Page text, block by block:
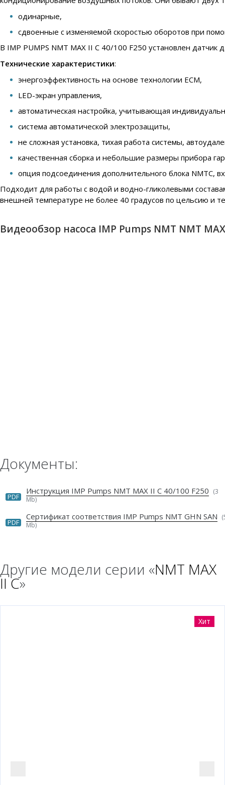
одинарные,
сдвоенные с изменяемой скоростью оборотов при
В IMP PUMPS NMT MAX II C 40/100 F250 установлен
Технические характеристики:
энергоэффективность на основе технологии ECM,
LED-экран управления,
автоматическая настройка, учитывающая
система автоматической электрозащиты,
не сложная установка, тихая работа системы,
качественная сборка и небольшие размеры прибора
опция подсоединения дополнительного блока NMTC,
Подходит для работы с водой и водно-гликолевыми
внешней температуре не более 40 градусов по цельсию и
Видеообзор насоса IMP Pumps NMT NMT
Документы:
PDF
Инструкция IMP Pumps NMT MAX II C 40/100 F250 (3
Mb)
PDF
Сертификат соответствия IMP Pumps NMT GHN SAN
Mb)
Другие модели серии «NMT MAX
II C»
Хит